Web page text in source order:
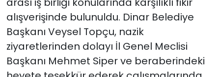
alışverişinde bulunuldu. Dinar Belediye
Başkanı Veysel Topçu, nazik
ziyaretlerinden dolayı İl Genel Meclisi
Başkanı Mehmet Siper ve beraberindeki